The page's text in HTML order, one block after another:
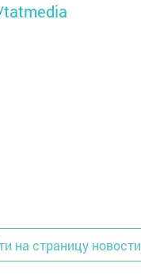
на страницу новости